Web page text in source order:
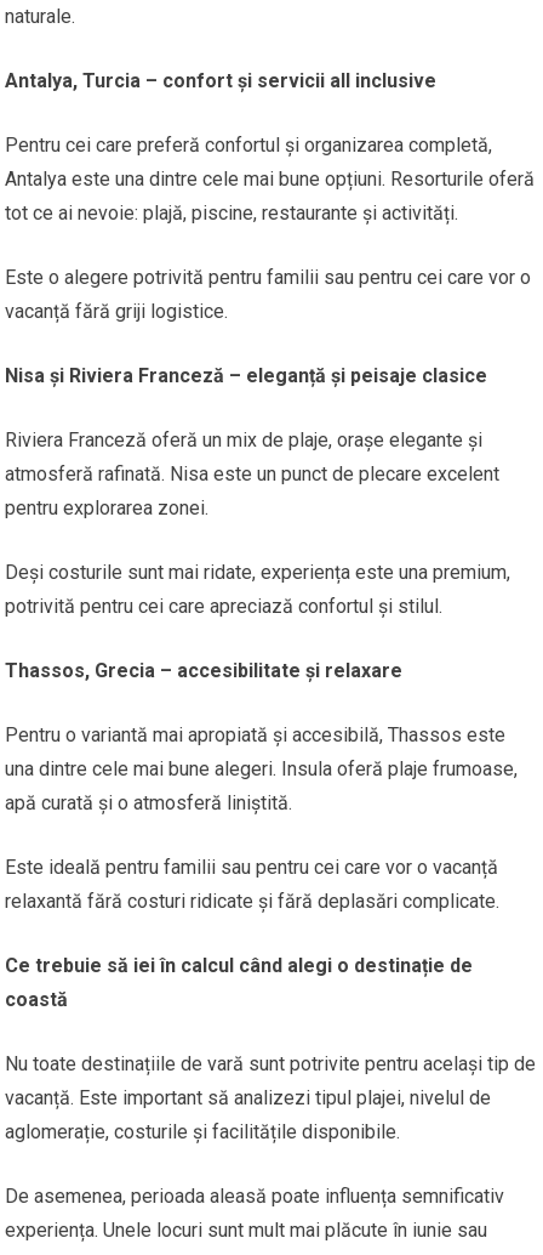
naturale.
Antalya, Turcia – confort și servicii all inclusive
Pentru cei care preferă confortul și organizarea completă,
Antalya este una dintre cele mai bune opțiuni. Resorturile oferă
tot ce ai nevoie: plajă, piscine, restaurante și activități.
Este o alegere potrivită pentru familii sau pentru cei care vor o
vacanță fără griji logistice.
Nisa și Riviera Franceză – eleganță și peisaje clasice
Riviera Franceză oferă un mix de plaje, orașe elegante și
atmosferă rafinată. Nisa este un punct de plecare excelent
pentru explorarea zonei.
Deși costurile sunt mai ridate, experiența este una premium,
potrivită pentru cei care apreciază confortul și stilul.
Thassos, Grecia – accesibilitate și relaxare
Pentru o variantă mai apropiată și accesibilă, Thassos este
una dintre cele mai bune alegeri. Insula oferă plaje frumoase,
apă curată și o atmosferă liniștită.
Este ideală pentru familii sau pentru cei care vor o vacanță
relaxantă fără costuri ridicate și fără deplasări complicate.
Ce trebuie să iei în calcul când alegi o destinație de
coastă
Nu toate destinațiile de vară sunt potrivite pentru același tip de
vacanță. Este important să analizezi tipul plajei, nivelul de
aglomerație, costurile și facilitățile disponibile.
De asemenea, perioada aleasă poate influența semnificativ
experiența. Unele locuri sunt mult mai plăcute în iunie sau